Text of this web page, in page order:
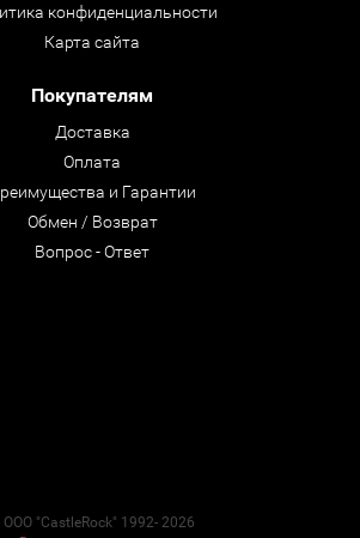
конфиденциальности
Карта сайта
Покупателям
Доставка
Оплата
и Гарантии
Обмен / Возврат
Вопрос - Ответ
"CastleRock" 1992- 2026